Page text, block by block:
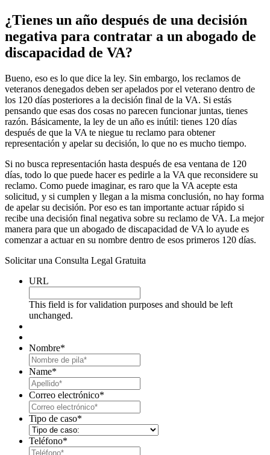
¿Tienes un año después de una decisión
negativa para contratar a un abogado de
discapacidad de VA?
Bueno, eso es lo que dice la ley. Sin embargo, los reclamos de
veteranos denegados deben ser apelados por el veterano dentro de
los 120 días posteriores a la decisión final de la VA. Si estás
pensando que esas dos cosas no parecen funcionar juntas, tienes
razón. Básicamente, la ley de un año es inútil: tienes 120 días
después de que la VA te niegue tu reclamo para obtener
representación y apelar su decisión, lo que no es mucho tiempo.
Si no busca representación hasta después de esa ventana de 120
días, todo lo que puede hacer es pedirle a la VA que reconsidere su
reclamo. Como puede imaginar, es raro que la VA acepte esta
solicitud, y si cumplen y llegan a la misma conclusión, no hay forma
de apelar su decisión. Por eso es tan importante actuar rápido si
recibe una decisión final negativa sobre su reclamo de VA. La mejor
manera para que un abogado de discapacidad de VA lo ayude es
comenzar a actuar en su nombre dentro de esos primeros 120 días.
Solicitar una Consulta Legal Gratuita
URL
This field is for validation purposes and should be left
unchanged.
Nombre*
Name*
Correo electrónico*
Tipo de caso*
Teléfono*